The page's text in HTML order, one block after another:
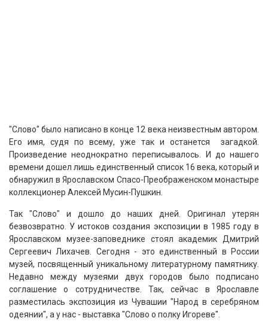
"Слово" было написано в конце 12 века неизвестным автором.
Его имя, судя по всему, уже так и останется загадкой.
Произведение неоднократно переписывалось. И до нашего
времени дошел лишь единственный список 16 века, который и
обнаружил в Ярославском Спасо-Преображенском монастыре
коллекционер Алексей Мусин-Пушкин.
Так "Слово" и дошло до наших дней. Оригинал утерян
безвозвратно. У истоков создания экспозиции в 1985 году в
Ярославском музее-заповеднике стоял академик Дмитрий
Сергеевич Лихачев. Сегодня - это единственный в России
музей, посвященный уникальному литературному памятнику.
Недавно между музеями двух городов было подписано
соглашение о сотрудничестве. Так, сейчас в Ярославле
разместилась экспозиция из Чувашии "Народ в серебряном
одеянии", а у нас - выставка "Слово о полку Игореве".